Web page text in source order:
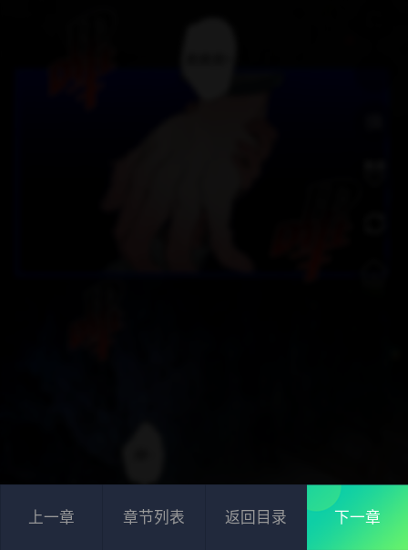
上一章 章节列表 返回目录 下一章